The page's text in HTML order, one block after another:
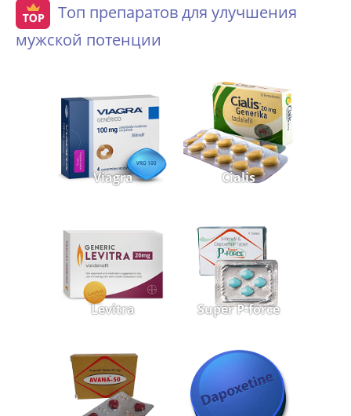
Топ препаратов для улучшения
мужской потенции
Viagra Cialis
Levitra Super P-force